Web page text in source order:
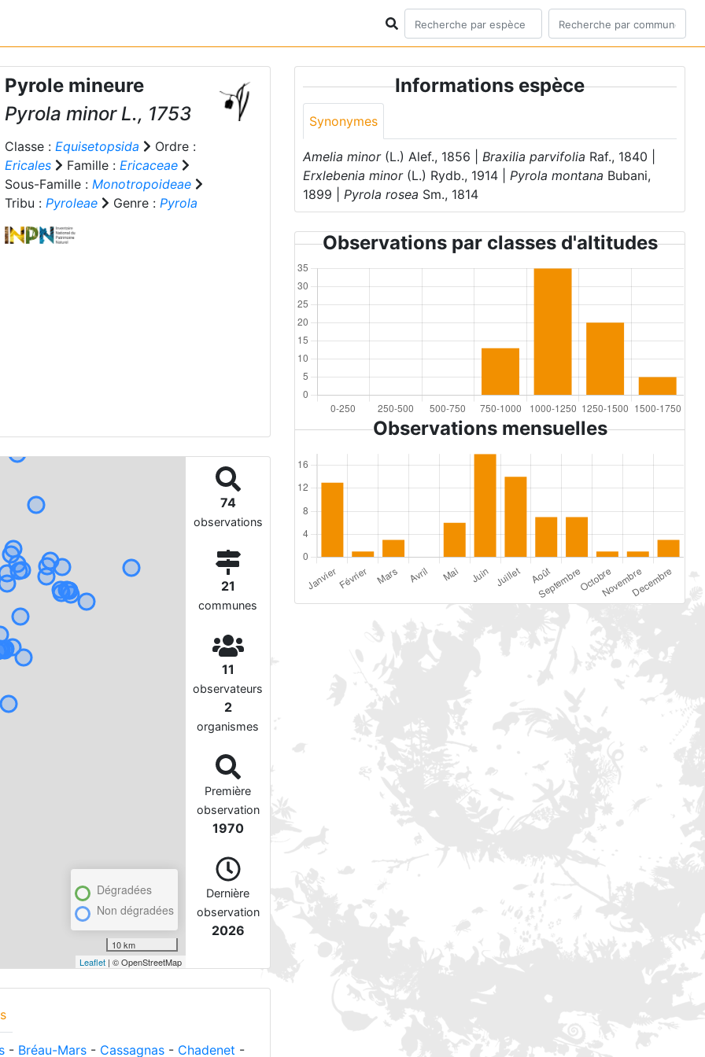
Pyrole mineure
Pyrola minorL., 1753
Classe : Equisetopsida
Ordre :
Ericales
Famille : Ericaceae
Sous-Famille : Monotropoideae
Tribu : Pyroleae Genre : Pyrola
Dégradées
Non dégradées
10 km
Leaflet| © OpenStreetMap
74
observations
21
communes
11
observateurs
2
organismes
Première
observation
1970
Dernière
observation
2026
- Bréau-Mars - Cassagnas - Chadenet -
Informations espèce
Synonymes
Amelia minor(L.) Alef., 1856 |Braxilia parvifolia Raf., 1840 |
Erxlebenia minor(L.) Rydb., 1914 |Pyrola montana Bubani,
1899 |Pyrola rosea Sm., 1814
Observations par classes d'altitudes
Observations mensuelles